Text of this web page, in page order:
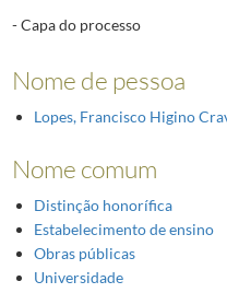
- Capa do processo
Nome de pessoa
Lopes, Francisco Higino
Nome comum
Distinção honorífica
Estabelecimento de ensino
Obras públicas
Universidade